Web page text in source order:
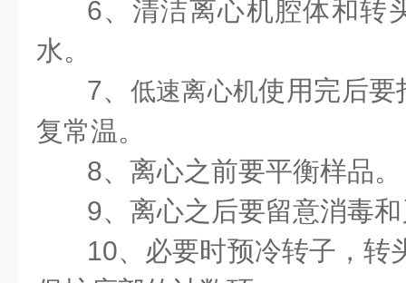
6、清洁离心机腔体和转
水。
7、 低速离心机使用完后要
复常温。
8、离心之前要平衡样品。
9、离心之后要留意消毒
10、必要时预冷转子，转